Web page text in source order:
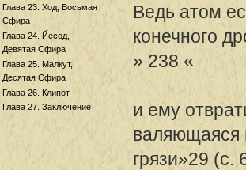
Глава 23. Ход, Восьмая
Сфира
Глава 24. Йесод,
Девятая Сфира
Глава 25. Малкут,
Десятая Сфира
Глава 26. Клипот
Глава 27. Заключение
Ведь атом
конечного
» 238 «
и ему
валяющаяся
грязи»29 (с.